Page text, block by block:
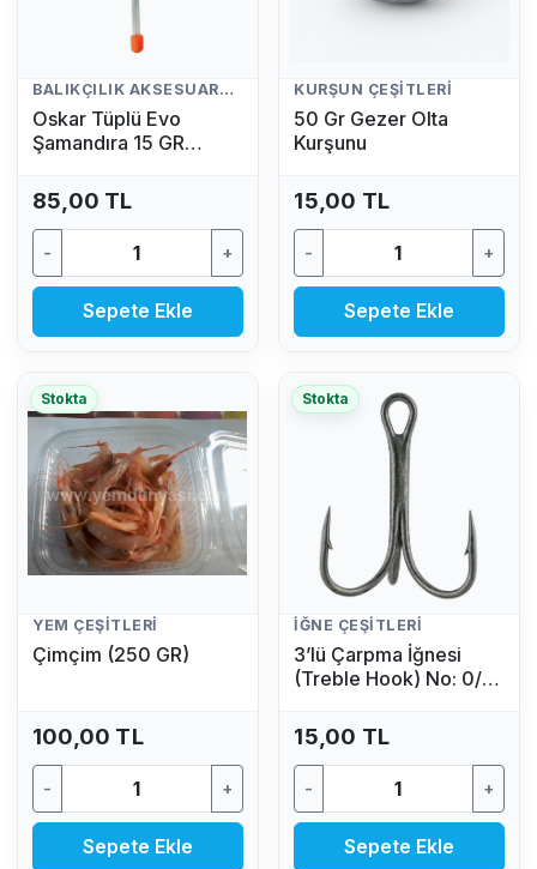
BALIKÇILIK AKSESUARLARI
Oskar Tüplü Evo
Şamandıra 15 GR
85,00 TL
- +
Sepete Ekle
KURŞUN ÇEŞITLERI
50 Gr Gezer Olta
Kurşunu
15,00 TL
- +
Sepete Ekle
Stokta
YEM ÇEŞITLERI
Çimçim (250 GR)
100,00 TL
- +
Sepete Ekle
Stokta
İĞNE ÇEŞITLERI
3’lü Çarpma İğnesi
(Treble Hook) No: 0/4
15,00 TL
- +
Sepete Ekle